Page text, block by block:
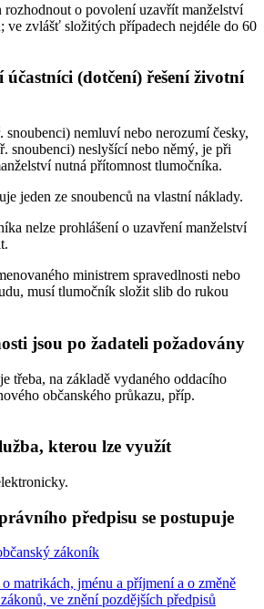
o povolení uzavřít manželství
ve zvlášť složitých případech nejdéle do 60
(dotčení) řešení životní
snoubenci) nemluví nebo nerozumí česky,
snoubenci) neslyšící nebo němý, je při
nutná přítomnost tlumočníka.
jeden ze snoubenců na vlastní náklady.
nelze prohlášení o uzavření manželství
ministrem spravedlnosti nebo
musí tlumočník složit slib do rukou
jsou po žadateli požadovány
třeba, na základě vydaného oddacího
občanského průkazu, příp.
kterou lze využít
předpisu se postupuje
zákoník
matrikách, jménu a příjmení a o změně
ve znění pozdějších předpisů